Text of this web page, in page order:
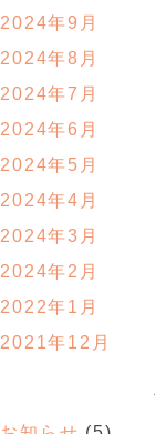
2024年9月
2024年8月
2024年7月
2024年6月
2024年5月
2024年4月
2024年3月
2024年2月
2022年1月
2021年12月